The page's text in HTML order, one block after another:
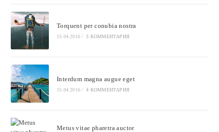
Torquent per conubia nostra
15.04.2016 / 3 КОММЕНТАРИЯ
Interdum magna augue eget
15.04.2016 / 4 КОММЕНТАРИЯ
Metus vitae pharetra auctor